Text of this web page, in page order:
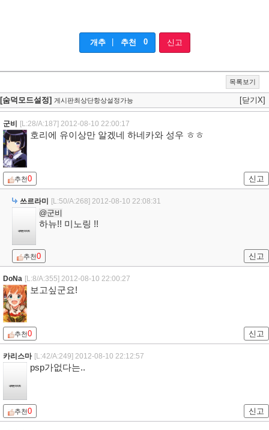
개추 추천 0 신고
목록보기
[숨덕모드설정] 게시판최상단항상설정가능 [닫기X]
군비 [L:28/A:187] 2012-08-10 22:00:17
호리에 유이상만 알겠네 하네카와 성우 ㅎㅎ
추천0 신고
쓰르라미 [L:50/A:268] 2012-08-10 22:08:31
@군비
하뉴!! 미노링 !!
추천0 신고
DoNa [L:8/A:355] 2012-08-10 22:00:27
보고싶군요!
추천0 신고
카리스마 [L:42/A:249] 2012-08-10 22:12:57
psp가없다는..
추천0 신고